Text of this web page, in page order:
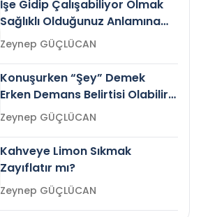
İşe Gidip Çalışabiliyor Olmak
Sağlıklı Olduğunuz Anlamına
Gelir mi?Zeynep GÜÇLÜCAN
Konuşurken “Şey” Demek
Erken Demans Belirtisi Olabilir
mi?
Zeynep GÜÇLÜCAN
Kahveye Limon Sıkmak
Zayıflatır mı?
Zeynep GÜÇLÜCAN